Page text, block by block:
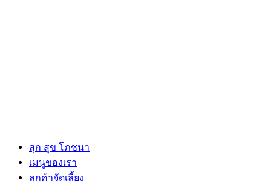
สุก สุข โภชนา
เมนูของเรา
ลูกค้าจัดเลี้ยง